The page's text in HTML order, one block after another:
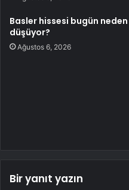
Basler hissesi bugün neden
düşüyor?
Ağustos 6, 2026
Bir yanıt yazın